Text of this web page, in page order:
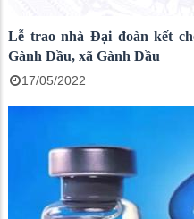
Lễ trao nhà Đại đoàn kết
Gành Dầu, xã Gành Dầu
17/05/2022